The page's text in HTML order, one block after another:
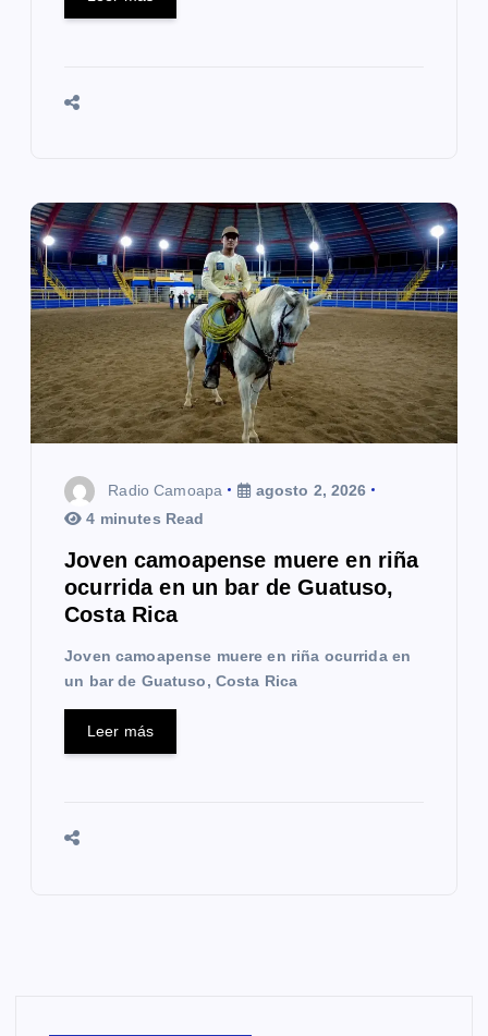
Radio Camoapa
agosto 2, 2026
4 minutes Read
Joven camoapense muere en riña
ocurrida en un bar de Guatuso,
Costa Rica
Joven camoapense muere en riña ocurrida en
un bar de Guatuso, Costa Rica
Leer más